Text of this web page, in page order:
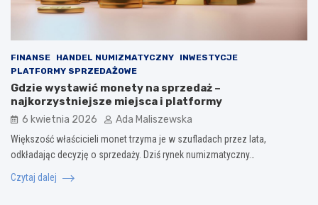
FINANSE HANDEL NUMIZMATYCZNY
INWESTYCJE
PLATFORMY SPRZEDAŻOWE
Gdzie wystawić monety na sprzedaż –
najkorzystniejsze miejsca i platformy
6 kwietnia 2026 Ada Maliszewska
Większość właścicieli monet trzyma je w szufladach przez lata,
odkładając decyzję o sprzedaży. Dziś rynek numizmatyczny…
Czytaj dalej